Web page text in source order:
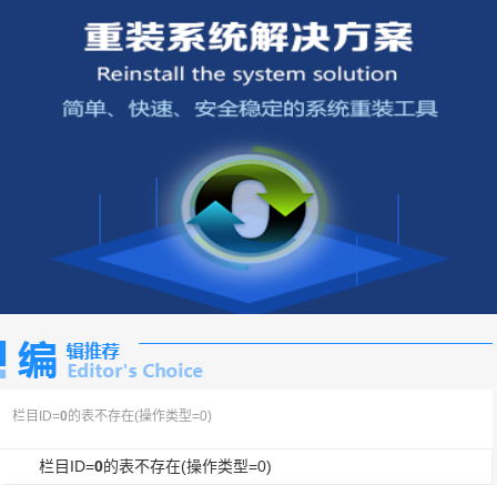
栏目ID=0的表不存在(操作类型=0)
栏目ID=0的表不存在(操作类型=0)